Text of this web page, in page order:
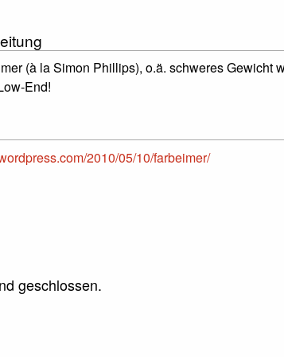
(à la Simon Phillips), o.ä. schweres Gewicht
End!
2010/05/10/farbeimer/
geschlossen.